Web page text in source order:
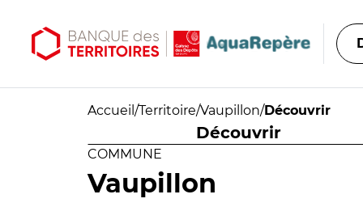
Accueil /Territoire/Vaupillon/Découvrir
Découvrir
COMMUNE
Vaupillon